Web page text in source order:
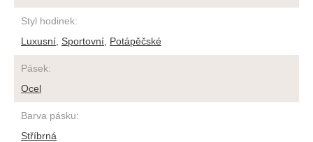
Styl hodinek:
Luxusní Sportovní Potápěčské
Pásek:
Ocel
Barva pásku:
Stříbrná